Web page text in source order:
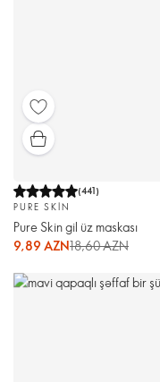
(441)
PURE SKIN
Pure Skin gil üz maskası
9,89 AZN18,60 AZN